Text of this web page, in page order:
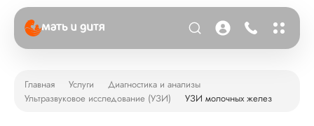
Главная Услуги
Диагностика и анализы
Ультразвуковое исследование (УЗИ)
УЗИ молочных желез